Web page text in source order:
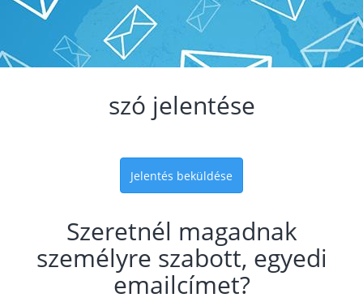
szó jelentése
Jelentés beküldése
Szeretnél magadnak
személyre szabott, egyedi
emailcímet?